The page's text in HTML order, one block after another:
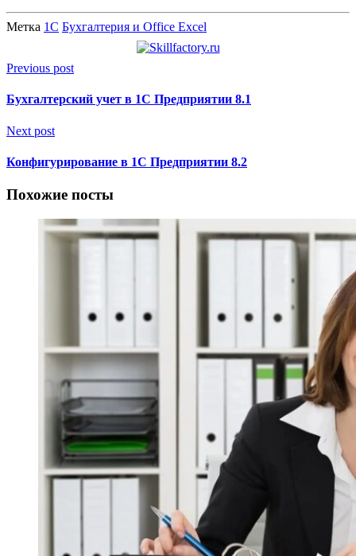
Метка 1С Бухгалтерия и Office Excel
Previous post
Бухгалтерский учет в 1С Предприятии 8.1
Next post
Конфигурирование в 1С Предприятии 8.2
Похожие посты